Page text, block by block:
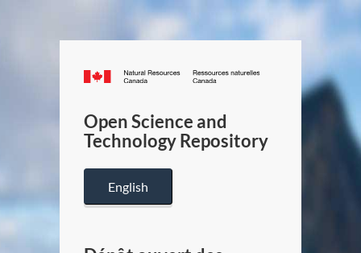
Canada.ca
/
Canada
Open Science and
Technology Repository
English